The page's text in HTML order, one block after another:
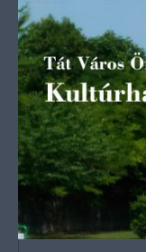
Skip to content